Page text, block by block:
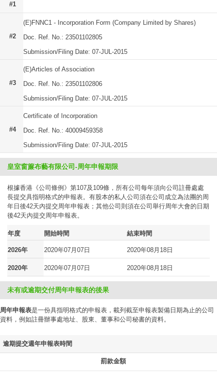
#1
#2
(E)FNNC1 - Incorporation Form (Company Limited by Shares)
Doc. Ref. No.: 23501102805
Submission/Filing Date: 07-JUL-2015
#3
(E)Articles of Association
Doc. Ref. No.: 23501102806
Submission/Filing Date: 07-JUL-2015
#4
Certificate of Incorporation
Doc. Ref. No.: 40009459358
Submission/Filing Date: 07-JUL-2015
皇室窗簾布藝有限公司-周年申報期限
根據香港《公司條例》第107及109條，所有公司每年須向公司註冊處處
長提交具指明格式的申報表。有股本的私人公司須在公司成立為法團的周
年日後42天內提交周年申報表；其他公司則須在公司舉行周年大會的日期
後42天內提交周年申報表。
年度 開始時間 結束時間
2026年 2020年07月07日 2020年08月18日
2020年 2020年07月07日 2020年08月18日
未有或逾期交付周年申報表的後果
周年申報表是一份具指明格式的申報表，載列截至申報表製備日期為止的公司
資料，例如註冊辦事處地址、股東、董事和公司秘書的資料。
逾期提交週年申報表時間
罰款金額